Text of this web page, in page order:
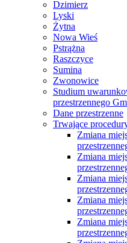
Dzimierz
Lyski
Żytna
Nowa Wieś
Pstrążna
Raszczyce
Sumina
Zwonowice
Studium
przestrzennego
Dane przestrzenne
Trwające
Zmiana
Zmiana
Zmiana
Zmiana
Zmiana